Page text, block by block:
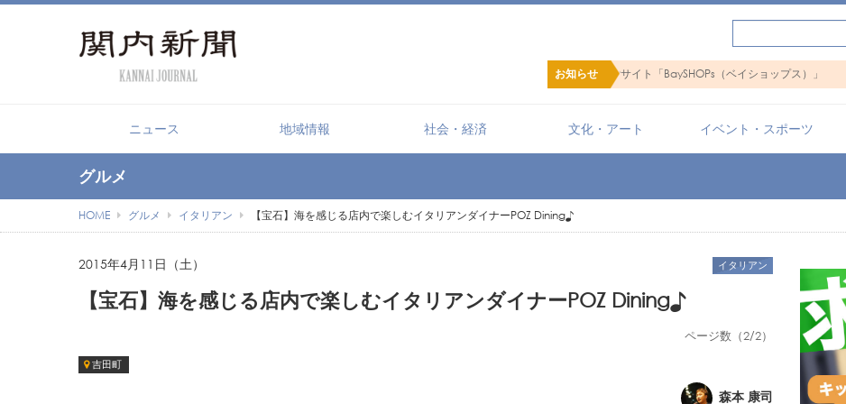
お知らせ
【PR】横浜の暮らしを便利にするショップ
ニュース 地域情報 社会・経済 文化・アート イベント・スポーツ
グルメ
HOME グルメ イタリアン 【宝石】海を感じる店内で楽しむイタリアンダイナーPOZ Dining♪
2015年4月11日（土）
【宝石】海を感じる店内で楽しむイタリアンダイナーPOZ Dining♪
ページ数（2/2）
イタリアン
吉田町
森本 康司